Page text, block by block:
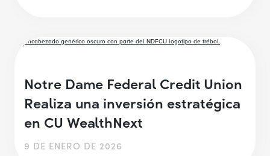
Notre Dame Federal Credit Union
Realiza una inversión estratégica
en CU WealthNext
9 DE ENERO DE 2026